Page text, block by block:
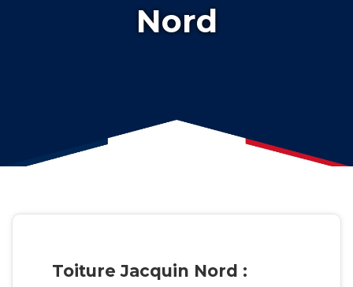
Nord
Toiture Jacquin Nord :